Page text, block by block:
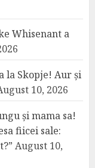
Whisenant a
la Skopje! Aur și
10, 2026
și mama sa!
fiicei sale:
August 10,